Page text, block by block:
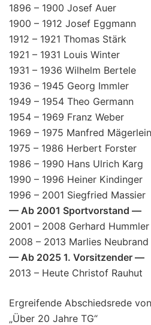
1896 – 1900 Josef Auer
1900 – 1912 Josef Eggmann
1912 – 1921 Thomas Stärk
1921 – 1931 Louis Winter
1931 – 1936 Wilhelm Bertele
1936 – 1945 Georg Immler
1949 – 1954 Theo Germann
1954 – 1969 Franz Weber
1969 – 1975 Manfred Mägerlein
1975 – 1986 Herbert Forster
1986 – 1990 Hans Ulrich Karg
1990 – 1996 Heiner Kindinger
1996 – 2001 Siegfried Massier
— Ab 2001 Sportvorstand —
2001 – 2008 Gerhard Hummler
2008 – 2013 Marlies
— Ab 2025 1. Vorsitzender —
2013 – Heute Christof Rauhut
Ergreifende Abschiedsrede
„Über 20 Jahre TG“